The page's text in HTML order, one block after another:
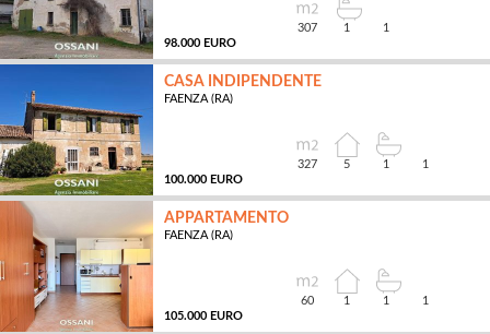
98.000 EURO
307 1 1
CASA INDIPENDENTE
FAENZA (RA)
100.000 EURO
327 5 1 1
APPARTAMENTO
FAENZA (RA)
105.000 EURO
60 1 1 1